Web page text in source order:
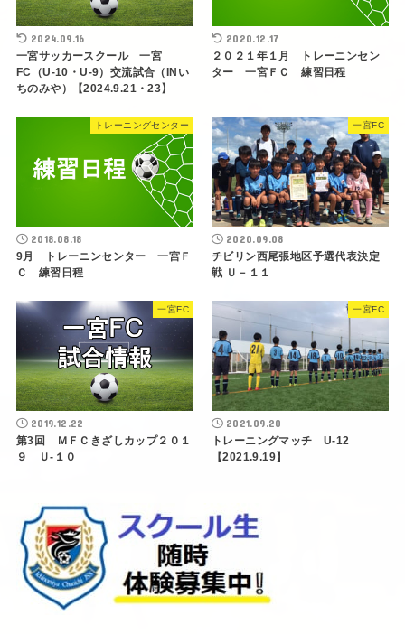
2024.09.16
一宮サッカースクール 一宮
FC（U-10・U-9）交流試合（INい
ちのみや）【2024.9.21・23】
2020.12.17
２０２１年１月 トレーニンセン
ター 一宮ＦＣ 練習日程
トレーニングセンター
2018.08.18
9月 トレーニンセンター 一宮Ｆ
Ｃ 練習日程
一宮FC
2020.09.08
チビリン西尾張地区予選代表決定
戦 Ｕ－１１
一宮FC
2019.12.22
第3回 ＭＦＣきざしカップ２０１
９ Ｕ-１０
一宮FC
2021.09.20
トレーニングマッチ U-12
【2021.9.19】